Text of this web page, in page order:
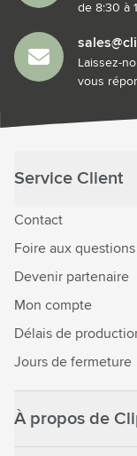
de 8:30 à
Laissez-
vous
Service Client
Contact
Foire aux questions
Devenir partenaire
Mon compte
Délais de
Jours de fermeture
À propos de